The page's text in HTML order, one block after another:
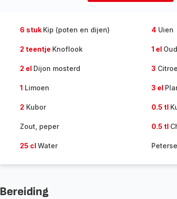
6 stuk Kip (poten en dijen) 4Uien
2 teentje Knoflook 1 el
2 el Dijon mosterd 3
1 Limoen 3 el
2 Kubor 0.5 tl
Zout, peper 0.5 tl
25 cl Water
Bereiding